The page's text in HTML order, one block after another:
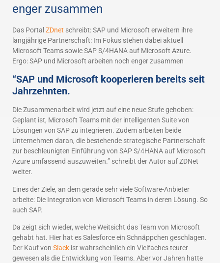
enger zusammen
Das Portal ZDnet schreibt: SAP und Microsoft erweitern ihre
langjährige Partnerschaft: Im Fokus stehen dabei aktuell
Microsoft Teams sowie SAP S/4HANA auf Microsoft Azure.
Ergo: SAP und Microsoft arbeiten noch enger zusammen
“SAP und Microsoft kooperieren bereits seit
Jahrzehnten.
Die Zusammenarbeit wird jetzt auf eine neue Stufe gehoben:
Geplant ist, Microsoft Teams mit der intelligenten Suite von
Lösungen von SAP zu integrieren. Zudem arbeiten beide
Unternehmen daran, die bestehende strategische Partnerschaft
zur beschleunigten Einführung von SAP S/4HANA auf Microsoft
Azure umfassend auszuweiten.” schreibt der Autor auf ZDNet
weiter.
Eines der Ziele, an dem gerade sehr viele Software-Anbieter
arbeite: Die Integration von Microsoft Teams in deren Lösung. So
auch SAP.
Da zeigt sich wieder, welche Weitsicht das Team von Microsoft
gehabt hat. Hier hat es Salesforce ein Schnäppchen geschlagen.
Der Kauf von Slack ist wahrscheinlich ein Vielfaches teurer
gewesen als die Entwicklung von Teams. Aber vor Jahren hatte